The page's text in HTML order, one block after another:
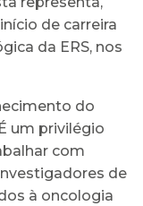
de carreira
da ERS, nos
do
um privilégio
com
de
à oncologia